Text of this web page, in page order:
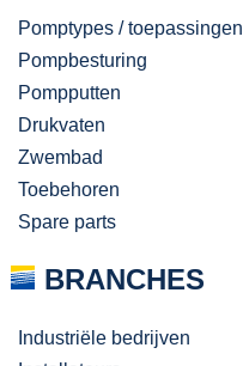
Pomptypes / toepassingen
Pompbesturing
Pompputten
Drukvaten
Zwembad
Toebehoren
Spare parts
BRANCHES
Industriële bedrijven